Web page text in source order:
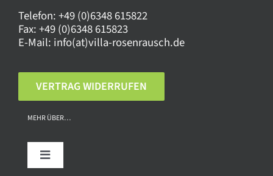
Telefon:+49 (0)6348 615822
Fax:+49 (0)6348 615823
E-Mail: info(at)villa-rosenrausch.de
VERTRAG WIDERRUFEN
MEHR ÜBER…
Toggle